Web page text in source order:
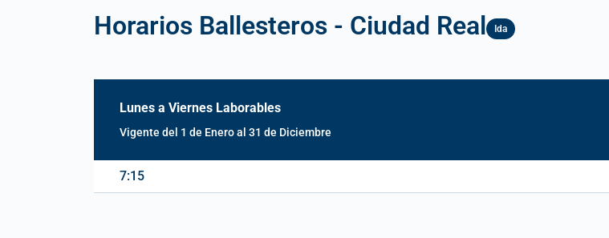
Horarios Ballesteros - Ciudad Real Ida
Lunes a Viernes Laborables
Vigente del 1 de Enero al 31 de Diciembre
7:15